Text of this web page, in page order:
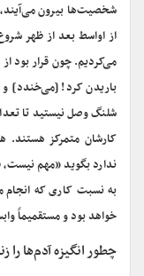
شخصیت‌ها بیرون
می‌کردیم. چون قرار بود
باریدن کرد! [می‌خندد] و
شلنگ وصل نیستید تا
کارشان متمرکز
ندارد بگوید «مهم نیست،
به نسبت کاری که انجام
خواهد بود و مستقمیماً
چطور انگیزه آدم‌ها را